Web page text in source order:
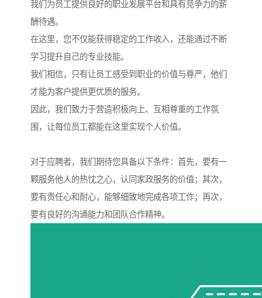
我们为员工提供良好的职业发展平台和具有竞争力的薪
酬待遇。
在这里，您不仅能获得稳定的工作收入，还能通过不断
学习提升自己的专业技能。
我们相信，只有让员工感受到职业的价值与尊严，他们
才能为客户提供更优质的服务。
因此，我们致力于营造积极向上、互相尊重的工作氛
围，让每位员工都能在这里实现个人价值。
对于应聘者，我们期待您具备以下条件：首先，要有一
颗服务他人的热忱之心，认同家政服务的价值；其次，
要有责任心和耐心，能够细致地完成各项工作；再次，
要有良好的沟通能力和团队合作精神。